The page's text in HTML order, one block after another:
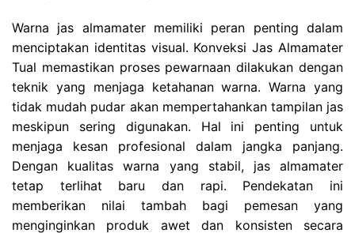
Warna jas almamater memiliki peran penting dalam
menciptakan identitas visual. Konveksi Jas Almamater
Tual memastikan proses pewarnaan dilakukan dengan
teknik yang menjaga ketahanan warna. Warna yang
tidak mudah pudar akan mempertahankan tampilan jas
meskipun sering digunakan. Hal ini penting untuk
menjaga kesan profesional dalam jangka panjang.
Dengan kualitas warna yang stabil, jas almamater
tetap terlihat baru dan rapi. Pendekatan ini
memberikan nilai tambah bagi pemesan yang
menginginkan produk awet dan konsisten secara